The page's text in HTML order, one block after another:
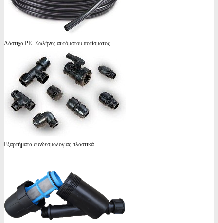
Λάστιχα PE- Σωλήνες αυτόματου ποτίσματος
Εξαρτήματα συνδεσμολογίας πλαστικά